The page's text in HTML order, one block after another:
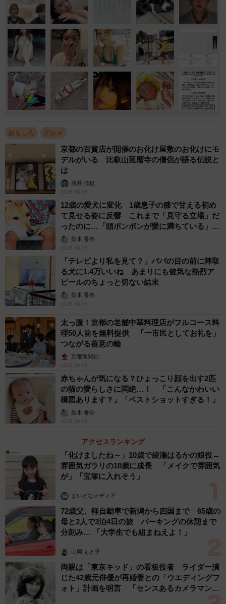
おもしろ グルメ
京都の百貨店が開催のお化け屋敷のお化けにモ
デルがいる 比叡山延暦寺の僧侶が語る伝説と
は
浅井 佳穂
2026.08.08
12歳の愛犬に変化 1歳息子の膝で甘える初め
て見せる姿に反響 これまで「見守る立場」だ
ったのに…「頭ポンポンが愛に満ちている」
「尊…」
梨木 香奈
2026.08.08
「テレビより私を見て？」パパの目の前に陣取
る犬に1.4万いいね あまりにも健気な熱烈ア
ピールのちょっと切ない結末
梨木 香奈
2026.08.08
太っ腹！京都の老舗中華料理店がフルコース料
理50人前を無料提供 「一市民としてお礼を」
つながる善意の輪
京都新聞社
2026.08.08
赤ちゃんが気になる？ひょっこり顔を出す2匹
の猫の愛らしさに悶絶…！ 「こんなかわいい
構図あります？」「ベストショットすぎる！」
梨木 香奈
2026.08.08
アクセスランキング
「化けましたね～」10歳で綾瀬はるかの娘役→
雰囲気ガラリの18歳に成長 「メイクで雰囲気
が」「宝塚に入れそう」
まいどなメディア
72歳父、軽自動車で新潟から四国まで 65歳の
母と2人で3泊4日の旅 パーキングの休憩まで
分刻み… 「大学生でも組まねえよ！」
山岡 もと子
両親は「東京キッド」の看板役者 ライダー演
じた42歳元俳優が再婚妻との「ウエディングフ
ォト」計画を明言 「センスあるカメラマン求